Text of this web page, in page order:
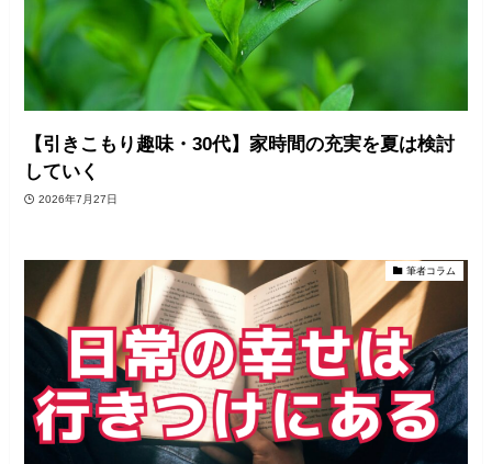
【引きこもり趣味・30代】家時間の充実を夏は検討
していく
2026年7月27日
筆者コラム